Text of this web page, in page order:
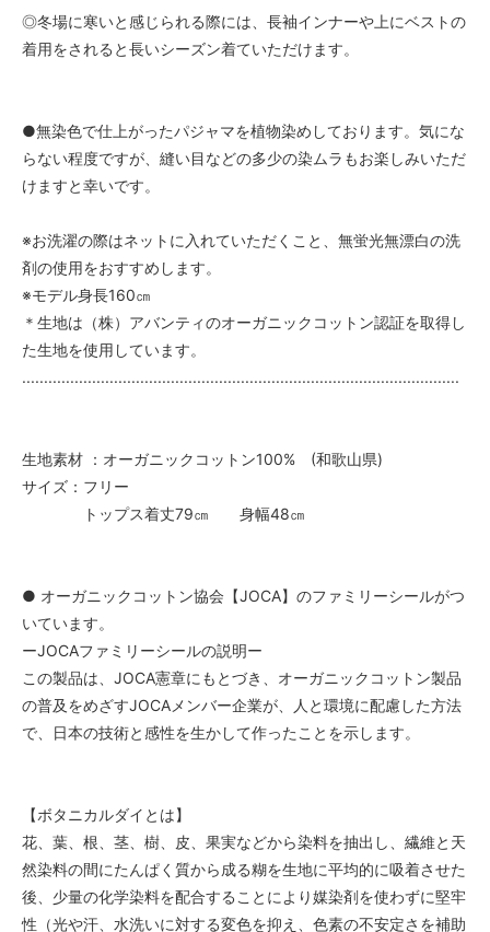
◎冬場に寒いと感じられる際には、長袖インナーや上にベストの
着用をされると長いシーズン着ていただけます。
●無染色で仕上がったパジャマを植物染めしております。気にな
らない程度ですが、縫い目などの多少の染ムラもお楽しみいただ
けますと幸いです。
※お洗濯の際はネットに入れていただくこと、無蛍光無漂白の洗
剤の使用をおすすめします。
※モデル身長160㎝
＊生地は（株）アバンティのオーガニックコットン認証を取得し
た生地を使用しています。
....................................................................................................
生地素材 ：オーガニックコットン100% (和歌山県)
サイズ：フリー
トップス着丈79㎝ 身幅48㎝
● オーガニックコットン協会【JOCA】のファミリーシールがつ
いています。
ーJOCAファミリーシールの説明ー
この製品は、JOCA憲章にもとづき、オーガニックコットン製品
の普及をめざすJOCAメンバー企業が、人と環境に配慮した方法
で、日本の技術と感性を生かして作ったことを示します。
【ボタニカルダイとは】
花、葉、根、茎、樹、皮、果実などから染料を抽出し、繊維と天
然染料の間にたんぱく質から成る糊を生地に平均的に吸着させた
後、少量の化学染料を配合することにより媒染剤を使わずに堅牢
性（光や汗、水洗いに対する変色を抑え、色素の不安定さを補助